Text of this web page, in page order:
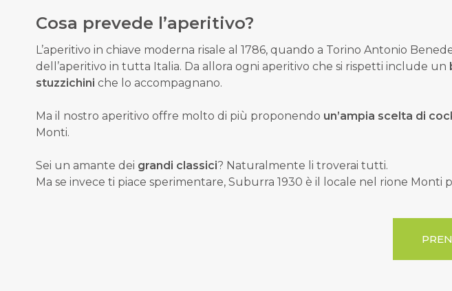
Cosa prevede l’aperitivo?
L’aperitivo in chiave moderna risale al 1786, quando a Torino Antonio
dell’aperitivo in tutta Italia. Da allora ogni aperitivo che si rispetti include un
stuzzichini che lo accompagnano.
Ma il nostro aperitivo offre molto di più proponendo un’ampia scelta di
Monti.
Sei un amante dei grandi classici? Naturalmente li troverai tutti.
Ma se invece ti piace sperimentare, Suburra 1930 è il locale nel rione Monti